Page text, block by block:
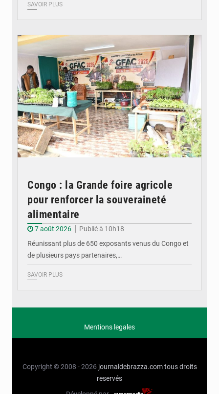
SAVOIR PLUS
Congo : la Grande foire agricole
pour renforcer la souveraineté
alimentaire
7 août 2026
Publié à 10h18
Réunissant plus de 650 exposants venus du Congo et
de plusieurs pays partenaires,…
SAVOIR PLUS
Mentions legales
Copyright © 2008 - 2026 journaldebrazza.com tous droits
reservés